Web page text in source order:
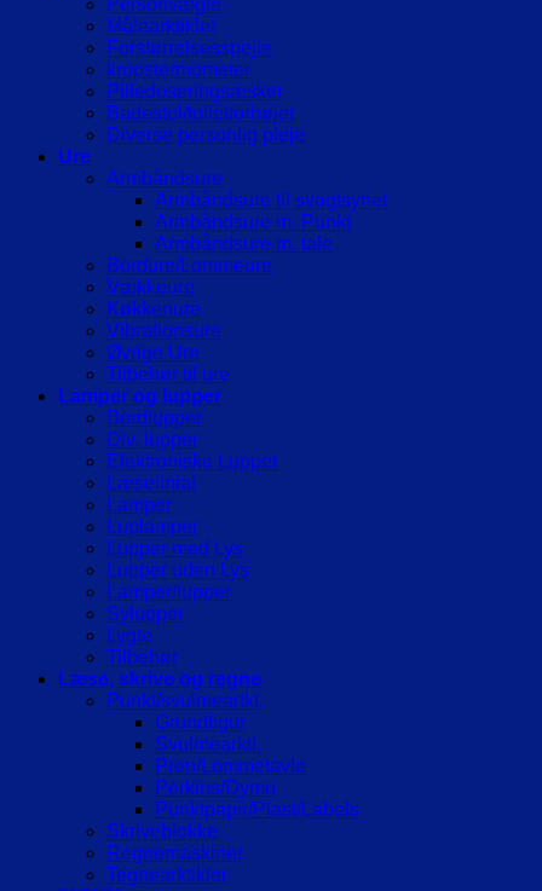
Personvægte
Målearktikler
Forstørrelsesspejle
kropstermometer
Pilledoseringsæsker
Badestol/toiletforhøjer
Diverse personlig pleje
Ure
Armbåndsure
Armbåndsure til svagtsynet
Armbåndsure m. Punkt
Armbåndsure m. tale
Bordure/Lommeure
Vækkeure
Køkkenure
Vibrationsure
Øvrige Ure
Tilbehør til ure
Lamper og lupper
Bordlupper
Div. lupper
Elektroniske Lupper
Læselinial
Lamper
Luplamper
Lupper med Lys
Lupper uden Lys
Lamper/lupper
Sylupper
Lygte
Tilbehør
Læse, skrive og regne
Punkt/svulmeartkl.
Grundfigur
Svulmearktl.
Pren/Lommetavle
Perkins/Dymo
Punktpapir/Plast/Labels
Skriveblokke
Regnemaskiner
Tegnearktikler